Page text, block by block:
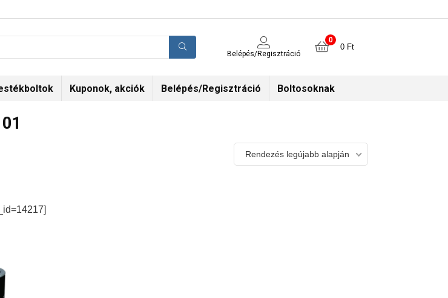
Belépés/Regisztráció
0
0 Ft
Kuponok, akciók Belépés/Regisztráció Boltosoknak
Rendezés legújabb alapján